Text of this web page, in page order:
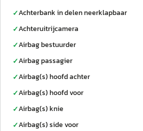
✓Achterbank in delen neerklapbaar
✓Achteruitrijcamera
✓Airbag bestuurder
✓Airbag passagier
✓Airbag(s) hoofd achter
✓Airbag(s) hoofd voor
✓Airbag(s) knie
✓Airbag(s) side voor